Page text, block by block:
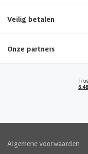
Veilig betalen
Onze partners
Algemene voorwaarden